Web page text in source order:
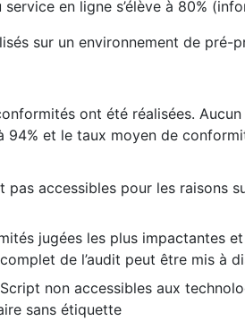
en ligne s’élève à 80%
sur un environnement de
ont été réalisées.
94% et le taux moyen de
accessibles pour les raisons
jugées les plus impactantes
de l’audit peut être mis à
non accessibles aux
sans étiquette